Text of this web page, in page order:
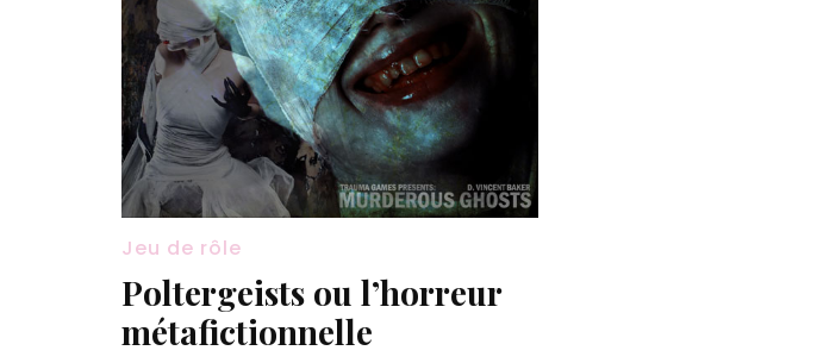
Jeu de rôle
Poltergeists ou l’horreur
métafictionnelle